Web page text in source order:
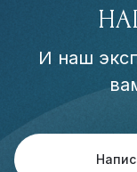
И наш